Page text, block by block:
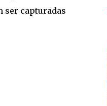
ser capturadas